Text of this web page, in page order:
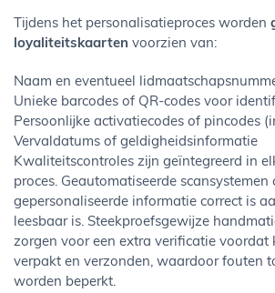
Tijdens het personalisatieproces worden
loyaliteitskaarten voorzien van:
Naam en eventueel
Unieke barcodes of QR-codes voor
Persoonlijke activatiecodes of pincodes
Vervaldatums of geldigheidsinformatie
Kwaliteitscontroles zijn geïntegreerd in
proces. Geautomatiseerde
gepersonaliseerde informatie correct is
leesbaar is. Steekproefsgewijze
zorgen voor een extra verificatie voordat
verpakt en verzonden, waardoor fouten
worden beperkt.